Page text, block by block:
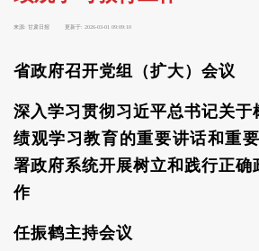
来源: 甘肃日报 更新于: 2026-03-01 09:09:10
省政府召开党组（扩大）会议
深入学习贯彻习近平总书记关于
绩观学习教育的重要讲话和重
署政府系统开展树立和践行正确
作
任振鹤主持会议